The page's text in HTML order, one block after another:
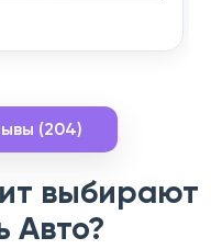
(204)
выбирают
Авто?